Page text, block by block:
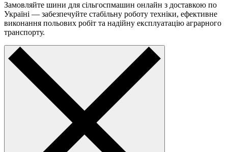
Замовляйте шини для сільгоспмашин онлайн з доставкою по
Україні — забезпечуйте стабільну роботу техніки, ефективне
виконання польових робіт та надійну експлуатацію аграрного
транспорту.